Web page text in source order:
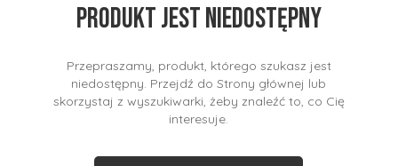
Produkt jest niedostępny
Przepraszamy, produkt, którego szukasz jest
niedostępny. Przejdź do Strony głównej lub
skorzystaj z wyszukiwarki, żeby znaleźć to, co Cię
interesuje.